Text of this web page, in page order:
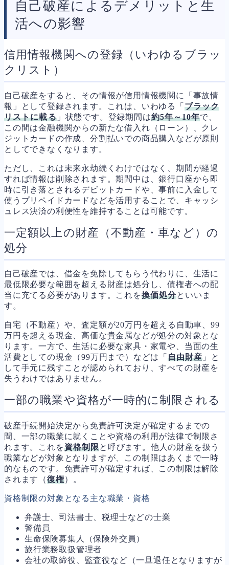
自己破産によるデメリットと生
活への影響
信用情報機関への登録（いわゆるブラッ
クリスト）
自己破産をすると、その情報が信用情報機関に「事故情
報」として登録されます。これは、いわゆる「 ブラック
リストに載る」状態です。登録期間は約5年～10年で、
この間は金融機関からの新たな借入れ（ローン）、クレ
ジットカードの作成、分割払いでの商品購入などが原則
としてできなくなります。
ただし、これは未来永劫続くわけではなく、期間が経過
すれば情報は削除されます。期間中は、銀行口座から即
時に引き落とされるデビットカードや、事前に入金して
使うプリペイドカードなどを活用することで、キャッシ
ュレス決済の利便性を維持することは可能です。
一定額以上の財産（不動産・車など）の
処分
自己破産では、借金を免除してもらう代わりに、生活に
最低限必要な範囲を超える財産は処分し、債権者への配
当に充てる必要があります。これを換価処分といいま
す。
自宅（不動産）や、査定額が20万円を超える自動車、99
万円を超える現金、高価な貴金属などが処分の対象とな
ります。一方で、生活に必要な家具・家電や、当面の生
活費としての現金（99万円まで）などは「 自由財産 」と
して手元に残すことが認められており、すべての財産を
失うわけではありません。
一部の職業や資格が一時的に制限される
破産手続開始決定から免責許可決定が確定するまでの
間、一部の職業に就くことや資格の利用が法律で制限さ
れます。これを資格制限と呼びます。他人の財産を扱う
職業などが対象となりますが、この制限はあくまで一時
的なものです。免責許可が確定すれば、この制限は解除
されます（復権）。
資格制限の対象となる主な職業・資格
弁護士、司法書士、税理士などの士業
警備員
生命保険募集人（保険外交員）
旅行業務取扱管理者
会社の取締役、監査役など（一旦退任となりますが